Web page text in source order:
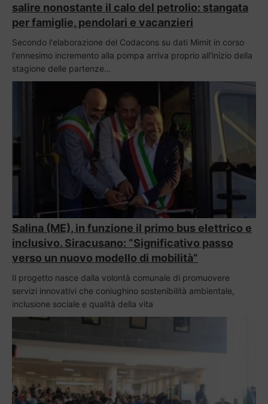
salire nonostante il calo del petrolio: stangata
per famiglie, pendolari e vacanzieri
Secondo l'elaborazione del Codacons su dati Mimit in corso
l'ennesimo incremento alla pompa arriva proprio all'inizio della
stagione delle partenze…
Salina (ME), in funzione il primo bus elettrico e
inclusivo. Siracusano: “Significativo passo
verso un nuovo modello di mobilità”
Il progetto nasce dalla volontà comunale di promuovere
servizi innovativi che coniughino sostenibilità ambientale,
inclusione sociale e qualità della vita